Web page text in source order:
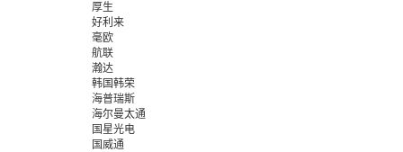
厚生
好利来
毫欧
航联
瀚达
韩国韩荣
海普瑞斯
海尔曼太通
国星光电
国威通